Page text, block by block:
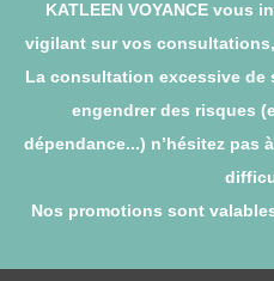
KATLEEN VOYANCE vous
vigilant sur vos
La consultation excessive de
engendrer des risques
dépendance...) n’hésitez pas
Nos promotions sont